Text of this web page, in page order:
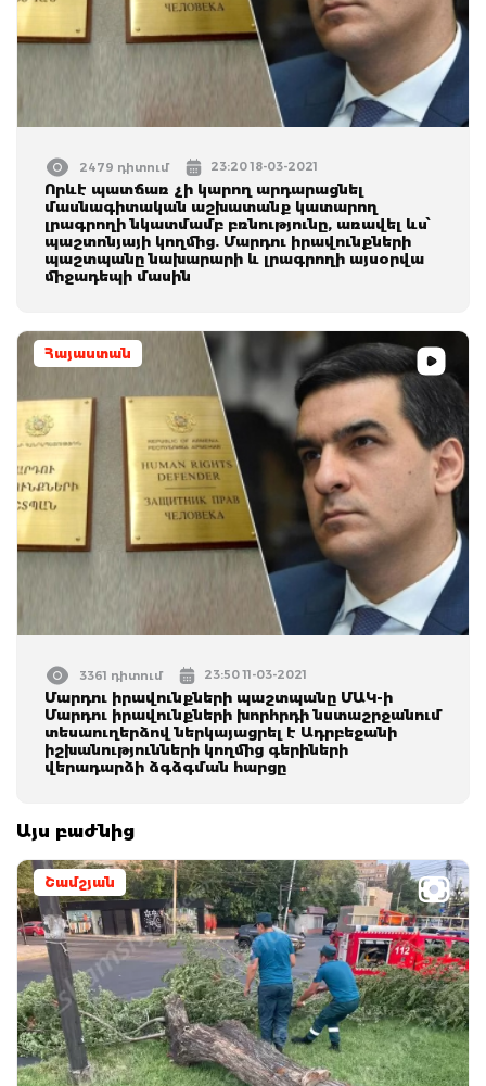
2479 դիտում 23:20 18-03-2021
Որևէ պատճառ չի կարող արդարացնել
մասնագիտական աշխատանք կատարող
լրագրողի նկատմամբ բռնությունը, առավել ևս՝
պաշտոնյայի կողմից. Մարդու իրավունքների
պաշտպանը նախարարի և լրագրողի այսօրվա
միջադեպի մասին
Հայաստան
3361 դիտում 23:50 11-03-2021
Մարդու իրավունքների պաշտպանը ՄԱԿ-ի
Մարդու իրավունքների խորհրդի նստաշրջանում
տեսաուղերձով ներկայացրել է Ադրբեջանի
իշխանությունների կողմից գերիների
վերադարձի ձգձգման հարցը
Այս բաժնից
Շամշյան